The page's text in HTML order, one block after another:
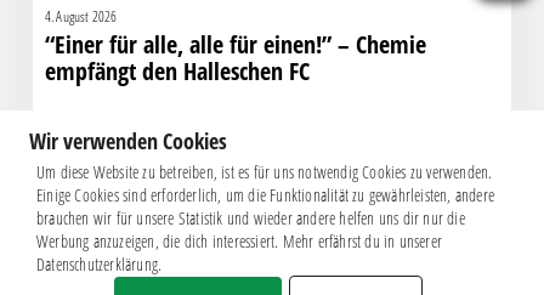
4. August 2026
“Einer für alle, alle für einen!” – Chemie
empfängt den Halleschen FC
Wir verwenden Cookies
Um diese Website zu betreiben, ist es für uns notwendig Cookies zu verwenden.
Einige Cookies sind erforderlich, um die Funktionalität zu gewährleisten, andere
brauchen wir für unsere Statistik und wieder andere helfen uns dir nur die
Werbung anzuzeigen, die dich interessiert. Mehr erfährst du in unserer
Datenschutzerklärung.